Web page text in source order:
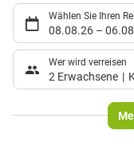
Wählen Sie Ihren
08.08.26 –
Wer wird verreisen
2 Erwachsene